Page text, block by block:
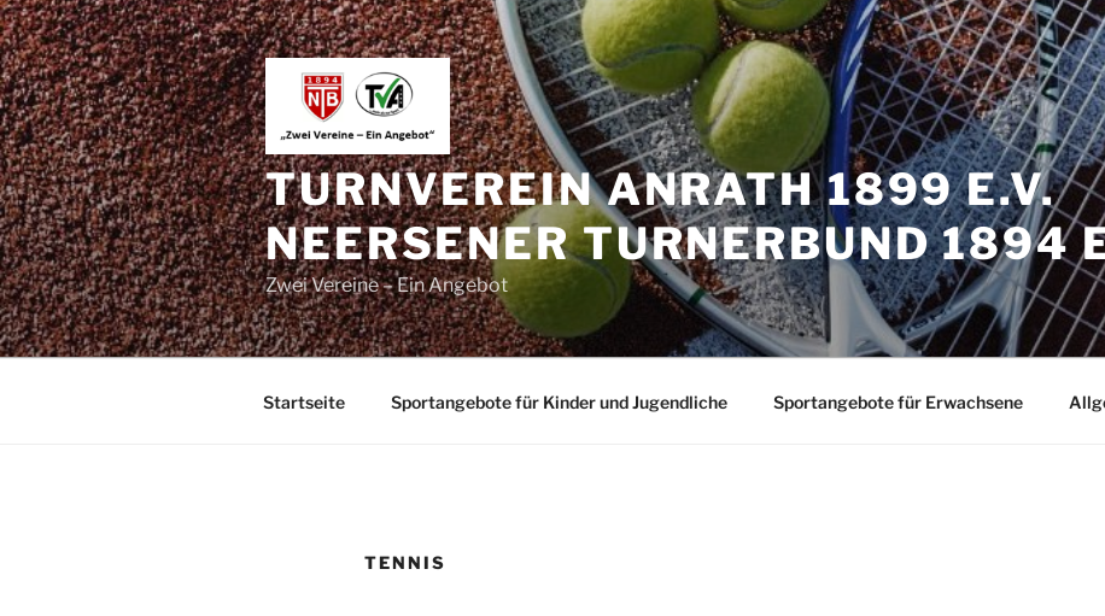
Zum
Inhalt
springen
TURNVEREIN ANRATH 1899 E.V.
NEERSENER TURNERBUND 1894
Zwei Vereine – Ein Angebot
Startseite Sportangebote für Kinder und Jugendliche Sportangebote für Erwachsene
TENNIS